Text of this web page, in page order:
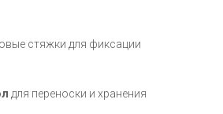
стяжки для фиксации
для переноски и хранения